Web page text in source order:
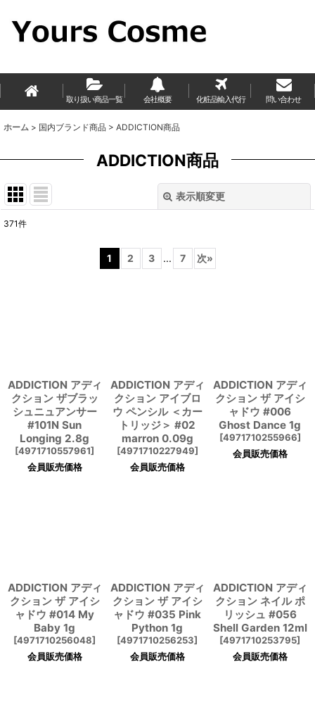
取り扱い商品一覧 会社概要 化粧品輸入代行 問い合わせ
ホーム > 国内ブランド商品 > ADDICTION商品
ADDICTION商品
表示順変更
371件
1 2 3 ... 7 次»
ADDICTION アディ
クション ザブラッ
シュニュアンサー
#101N Sun
Longing 2.8g
[4971710557961]
会員販売価格
ADDICTION アディ
クション アイブロ
ウ ペンシル ＜カー
トリッジ＞ #02
marron 0.09g
[4971710227949]
会員販売価格
ADDICTION アディ
クション ザ アイシ
ャドウ #006
Ghost Dance 1g
[4971710255966]
会員販売価格
ADDICTION アディ
クション ザ アイシ
ャドウ #014 My
Baby 1g
[4971710256048]
会員販売価格
ADDICTION アディ
クション ザ アイシ
ャドウ #035 Pink
Python 1g
[4971710256253]
会員販売価格
ADDICTION アディ
クション ネイル ポ
リッシュ #056
Shell Garden 12ml
[4971710253795]
会員販売価格